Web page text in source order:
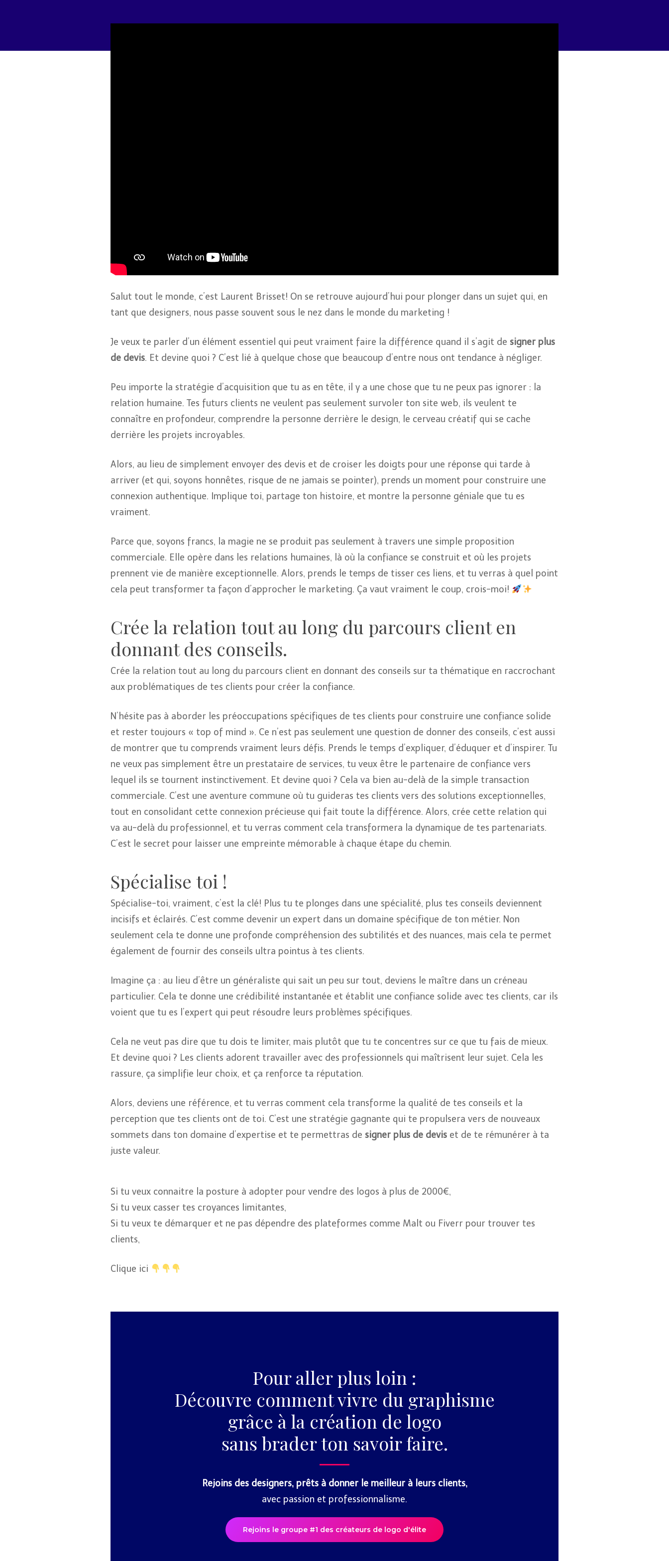
Salut tout le monde, c’est Laurent Brisset! On se retrouve aujourd’hui pour plonger dans un sujet qui, en
tant que designers, nous passe souvent sous le nez dans le monde du marketing !
Je veux te parler d’un élément essentiel qui peut vraiment faire la différence quand il s’agit designer plus
de devis. Et devine quoi ? C’est lié à quelque chose que beaucoup d’entre nous ont tendance à négliger.
Peu importe la stratégie d’acquisition que tu as en tête, il y a une chose que tu ne peux pas ignorer : la
relation humaine. Tes futurs clients ne veulent pas seulement survoler ton site web, ils veulent te
connaître en profondeur, comprendre la personne derrière le design, le cerveau créatif qui se cache
derrière les projets incroyables.
Alors, au lieu de simplement envoyer des devis et de croiser les doigts pour une réponse qui tarde à
arriver (et qui, soyons honnêtes, risque de ne jamais se pointer), prends un moment pour construire une
connexion authentique. Implique toi, partage ton histoire, et montre la personne géniale que tu es
vraiment.
Parce que, soyons francs, la magie ne se produit pas seulement à travers une simple proposition
commerciale. Elle opère dans les relations humaines, là où la confiance se construit et où les projets
prennent vie de manière exceptionnelle. Alors, prends le temps de tisser ces liens, et tu verras à quel point
cela peut transformer ta façon d’approcher le marketing. Ça vaut vraiment le coup, crois-moi!
Crée la relation tout au long du parcours client en
donnant des conseils.
Crée la relation tout au long du parcours client en donnant des conseils sur ta thématique en raccrochant
aux problématiques de tes clients pour créer la confiance.
N’hésite pas à aborder les préoccupations spécifiques de tes clients pour construire une confiance solide
et rester toujours « top of mind ». Ce n’est pas seulement une question de donner des conseils, c’est aussi
de montrer que tu comprends vraiment leurs défis. Prends le temps d’expliquer, d’éduquer et d’inspirer. Tu
ne veux pas simplement être un prestataire de services, tu veux être le partenaire de confiance vers
lequel ils se tournent instinctivement. Et devine quoi ? Cela va bien au-delà de la simple transaction
commerciale. C’est une aventure commune où tu guideras tes clients vers des solutions exceptionnelles,
tout en consolidant cette connexion précieuse qui fait toute la différence. Alors, crée cette relation qui
va au-delà du professionnel, et tu verras comment cela transformera la dynamique de tes partenariats.
C’est le secret pour laisser une empreinte mémorable à chaque étape du chemin.
Spécialise toi !
Spécialise-toi, vraiment, c’est la clé! Plus tu te plonges dans une spécialité, plus tes conseils deviennent
incisifs et éclairés. C’est comme devenir un expert dans un domaine spécifique de ton métier. Non
seulement cela te donne une profonde compréhension des subtilités et des nuances, mais cela te permet
également de fournir des conseils ultra pointus à tes clients.
Imagine ça : au lieu d’être un généraliste qui sait un peu sur tout, deviens le maître dans un créneau
particulier. Cela te donne une crédibilité instantanée et établit une confiance solide avec tes clients, car ils
voient que tu es l’expert qui peut résoudre leurs problèmes spécifiques.
Cela ne veut pas dire que tu dois te limiter, mais plutôt que tu te concentres sur ce que tu fais de mieux.
Et devine quoi ? Les clients adorent travailler avec des professionnels qui maîtrisent leur sujet. Cela les
rassure, ça simplifie leur choix, et ça renforce ta réputation.
Alors, deviens une référence, et tu verras comment cela transforme la qualité de tes conseils et la
perception que tes clients ont de toi. C’est une stratégie gagnante qui te propulsera vers de nouveaux
sommets dans ton domaine d’expertise et te permettras de signer plus de devis et de te rémunérer à ta
juste valeur.
Si tu veux connaitre la posture à adopter pour vendre des logos à plus de 2000€,
Si tu veux casser tes croyances limitantes,
Si tu veux te démarquer et ne pas dépendre des plateformes comme Malt ou Fiverr pour trouver tes
clients,
Clique ici
Pour aller plus loin :
Découvre comment vivre du graphisme
grâce à la création de logo
sans brader ton savoir faire.
Rejoins des designers, prêts à donner le meilleur à leurs clients,
avec passion et professionnalisme.
Rejoins le groupe #1 des créateurs de logo d'élite